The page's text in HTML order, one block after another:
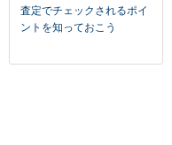
査定でチェックされるポイ
ントを知っておこう